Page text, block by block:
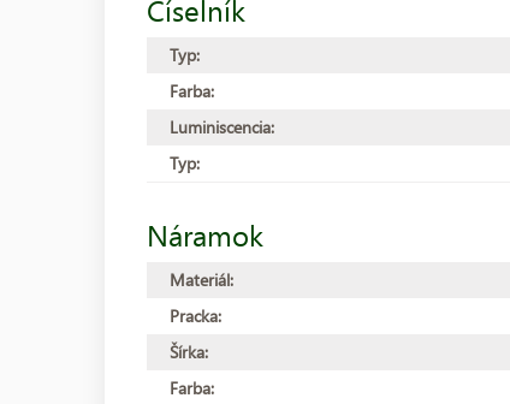
Číselník
Typ:
Farba:
Luminiscencia:
Typ:
Náramok
Materiál:
Pracka:
Šírka:
Farba: